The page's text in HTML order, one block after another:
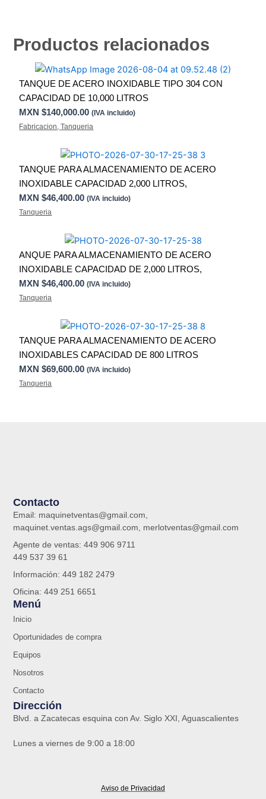
Productos relacionados
TANQUE DE ACERO INOXIDABLE TIPO 304 CON
CAPACIDAD DE 10,000 LITROS
MXN $140,000.00 (IVA incluido)
Fabricacion ,Tanqueria
TANQUE PARA ALMACENAMIENTO DE ACERO
INOXIDABLE CAPACIDAD 2,000 LITROS,
MXN $46,400.00 (IVA incluido)
Tanqueria
ANQUE PARA ALMACENAMIENTO DE ACERO
INOXIDABLE CAPACIDAD DE 2,000 LITROS,
MXN $46,400.00 (IVA incluido)
Tanqueria
TANQUE PARA ALMACENAMIENTO DE ACERO
INOXIDABLES CAPACIDAD DE 800 LITROS
MXN $69,600.00 (IVA incluido)
Tanqueria
Menú
Inicio
Oportunidades de compra
Equipos
Nosotros
Contacto
Contacto
Email: maquinetventas@gmail.com,
maquinet.ventas.ags@gmail.com, merlotventas@gmail.com
Agente de ventas: 449 906 9711
449 537 39 61
Información: 449 182 2479
Oficina: 449 251 6651
Dirección
Blvd. a Zacatecas esquina con Av. Siglo XXI, Aguascalientes
Lunes a viernes de 9:00 a 18:00
Aviso de Privacidad